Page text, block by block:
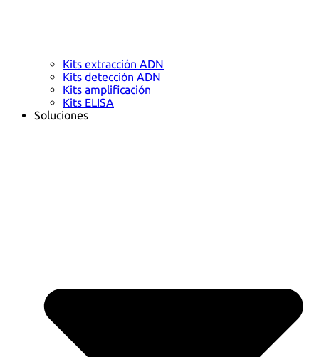
Kits extracción ADN
Kits detección ADN
Kits amplificación
Kits ELISA
Soluciones